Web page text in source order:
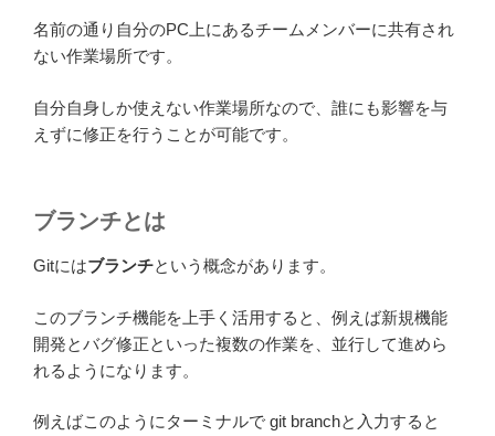
名前の通り自分のPC上にあるチームメンバーに共有され
ない作業場所です。
自分自身しか使えない作業場所なので、誰にも影響を与
えずに修正を行うことが可能です。
ブランチとは
Gitにはブランチという概念があります。
このブランチ機能を上手く活用すると、例えば新規機能
開発とバグ修正といった複数の作業を、並行して進めら
れるようになります。
例えばこのようにターミナルで git branchと入力すると